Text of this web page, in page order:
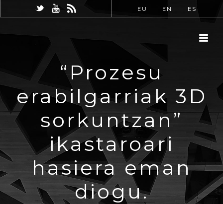
EU EN ES
“Prozesu
erabilgarriak 3D
sorkuntzan”
ikastaroari
hasiera eman
diogu.